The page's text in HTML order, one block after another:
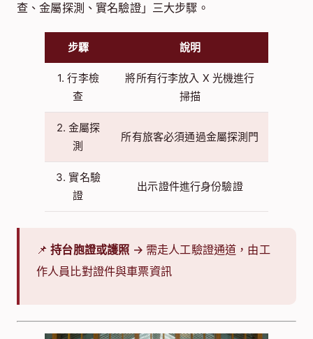
查、金屬探測、實名驗證」三大步驟。
步驟 說明
1. 行李檢
查
將所有行李放入 X 光機進行
掃描
2. 金屬探
測
所有旅客必須通過金屬探測門
3. 實名驗
證
出示證件進行身份驗證
📌持台胞證或護照 → 需走人工驗證通道，由工
作人員比對證件與車票資訊